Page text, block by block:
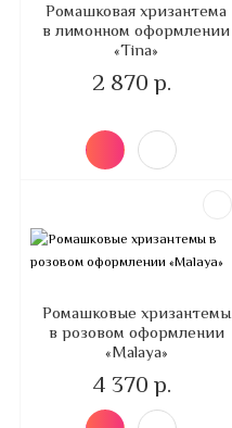
Ромашковая хризантема
в лимонном оформлении
«Tina»
2 870 р.
Ромашковые хризантемы
в розовом оформлении
«Malaya»
4 370 р.